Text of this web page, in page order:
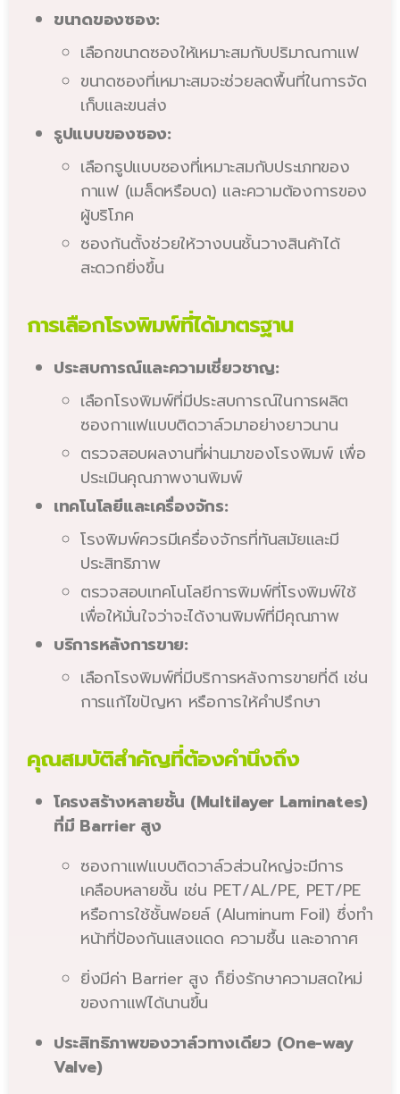
ขนาดของซอง:
เลือกขนาดซองให้เหมาะสมกับปริมาณกาแฟ
ขนาดซองที่เหมาะสมจะช่วยลดพื้นที่ในการจัด
เก็บและขนส่ง
รูปแบบของซอง:
เลือกรูปแบบซองที่เหมาะสมกับประเภทของ
กาแฟ (เมล็ดหรือบด) และความต้องการของ
ผู้บริโภค
ซองก้นตั้งช่วยให้วางบนชั้นวางสินค้าได้
สะดวกยิ่งขึ้น
การเลือกโรงพิมพ์ที่ได้มาตรฐาน
ประสบการณ์และความเชี่ยวชาญ:
เลือกโรงพิมพ์ที่มีประสบการณ์ในการผลิต
ซองกาแฟแบบติดวาล์วมาอย่างยาวนาน
ตรวจสอบผลงานที่ผ่านมาของโรงพิมพ์ เพื่อ
ประเมินคุณภาพงานพิมพ์
เทคโนโลยีและเครื่องจักร:
โรงพิมพ์ควรมีเครื่องจักรที่ทันสมัยและมี
ประสิทธิภาพ
ตรวจสอบเทคโนโลยีการพิมพ์ที่โรงพิมพ์ใช้
เพื่อให้มั่นใจว่าจะได้งานพิมพ์ที่มีคุณภาพ
บริการหลังการขาย:
เลือกโรงพิมพ์ที่มีบริการหลังการขายที่ดี เช่น
การแก้ไขปัญหา หรือการให้คำปรึกษา
คุณสมบัติสำคัญที่ต้องคำนึงถึง
โครงสร้างหลายชั้น (Multilayer Laminates)
ที่มี Barrier สูง
ซองกาแฟแบบติดวาล์วส่วนใหญ่จะมีการ
เคลือบหลายชั้น เช่น PET/AL/PE, PET/PE
หรือการใช้ชั้นฟอยล์ (Aluminum Foil) ซึ่งทำ
หน้าที่ป้องกันแสงแดด ความชื้น และอากาศ
ยิ่งมีค่า Barrier สูง ก็ยิ่งรักษาความสดใหม่
ของกาแฟได้นานขึ้น
ประสิทธิภาพของวาล์วทางเดียว (One-way
Valve)